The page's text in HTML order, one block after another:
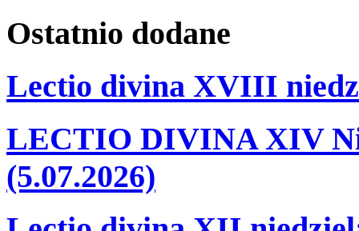
Ostatnio dodane
Lectio divina XVIII
LECTIO DIVINA XIV
(5.07.2026)